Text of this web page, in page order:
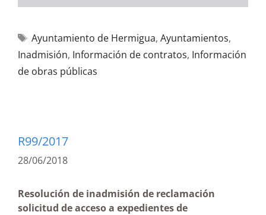
Ayuntamiento de Hermigua, Ayuntamientos,
Inadmisión, Información de contratos, Información
de obras públicas
R99/2017
28/06/2018
Resolución de inadmisión de reclamación
solicitud de acceso a expedientes de